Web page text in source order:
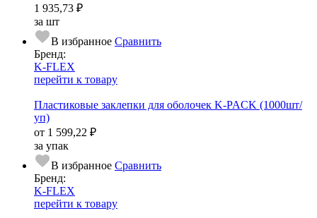
1 935,73 ₽
за шт
В избранное Сравнить
Бренд:
K-FLEX
перейти к товару
Пластиковые заклепки для оболочек K-PACK (1000шт/
уп)
от 1 599,22 ₽
за упак
В избранное Сравнить
Бренд:
K-FLEX
перейти к товару